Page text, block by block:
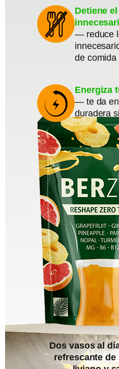
Detiene
— reduce
de comida
Energiza
— te da
duradera
Dos vasos al
refrescante